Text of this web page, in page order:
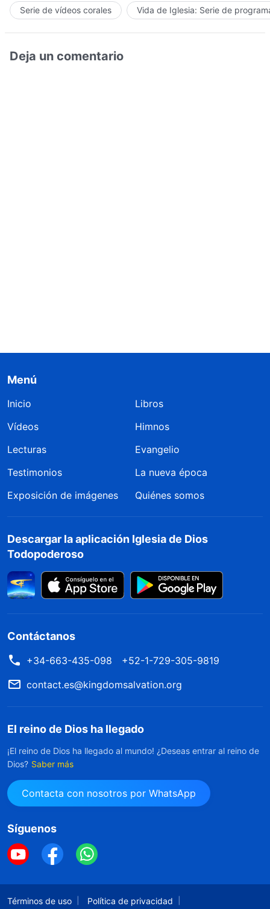
Serie de vídeos corales Vida de Iglesia: Serie de
Deja un comentario
Menú
Inicio
Libros
Vídeos
Himnos
Lecturas
Evangelio
Testimonios
La nueva época
Exposición de imágenes
Quiénes somos
Descargar la aplicación Iglesia de Dios
Todopoderoso
Contáctanos
+34-663-435-098
+52-1-729-305-9819
contact.es@kingdomsalvation.org
El reino de Dios ha llegado
¡El reino de Dios ha llegado al mundo! ¿Deseas entrar al reino de
Dios? Saber más
Contacta con nosotros por WhatsApp
Síguenos
Términos de uso
Política de privacidad